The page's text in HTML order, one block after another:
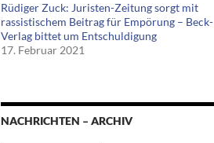
Rüdiger Zuck: Juristen-Zeitung sorgt mit
rassistischem Beitrag für Empörung – Beck-
Verlag bittet um Entschuldigung
17. Februar 2021
NACHRICHTEN – ARCHIV